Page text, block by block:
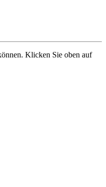
Klicken Sie oben auf